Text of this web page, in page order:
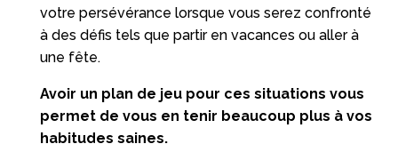
votre persévérance lorsque vous serez confronté
à des défis tels que partir en vacances ou aller à
une fête.
Avoir un plan de jeu pour ces situations vous
permet de vous en tenir beaucoup plus à vos
habitudes saines.